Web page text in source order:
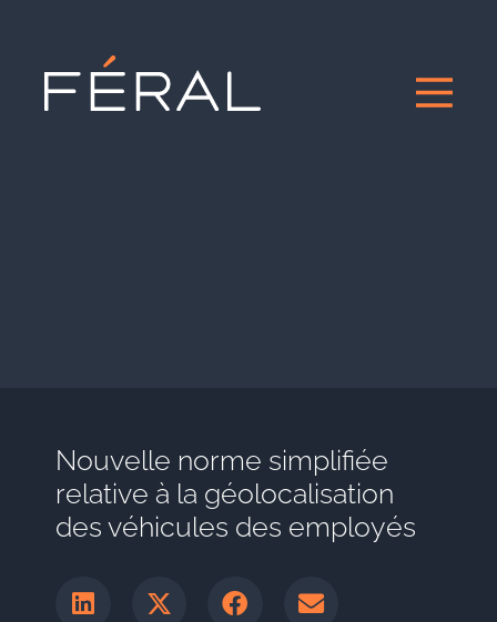
Nouvelle norme simplifiée
relative à la géolocalisation
des véhicules des employés